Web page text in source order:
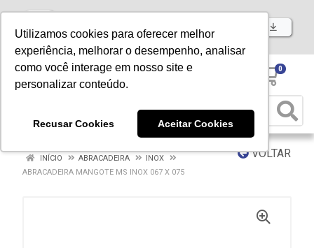
Utilizamos cookies para oferecer melhor
experiência, melhorar o desempenho, analisar
como você interage em nosso site e
personalizar conteúdo.
Recusar Cookies Aceitar Cookies
Baixe já nosso APP
0
VOLTAR
INÍCIO ABRACADEIRA
INOX
ABRACADEIRA MANGOTE MS INOX 067 X 075